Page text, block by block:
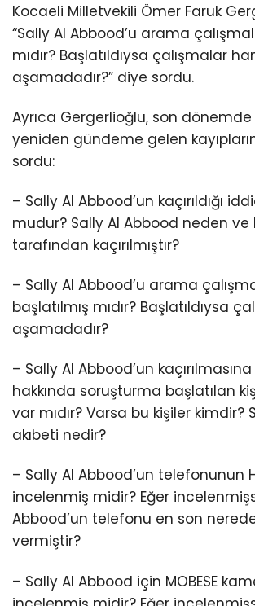
Kocaeli Milletvekili Ömer Faruk
“Sally Al Abbood’u arama
mıdır? Başlatıldıysa çalışmalar
aşamadadır?” diye sordu.
Ayrıca Gergerlioğlu, son
yeniden gündeme gelen
sordu:
– Sally Al Abbood’un kaçırıldığı
mudur? Sally Al Abbood neden ve
tarafından kaçırılmıştır?
– Sally Al Abbood’u arama
başlatılmış mıdır? Başlatıldıysa
aşamadadır?
– Sally Al Abbood’un
hakkında soruşturma başlatılan
var mıdır? Varsa bu kişiler kimdir?
akıbeti nedir?
– Sally Al Abbood’un telefonunun
incelenmiş midir? Eğer
Abbood’un telefonu en son
vermiştir?
– Sally Al Abbood için MOBESE